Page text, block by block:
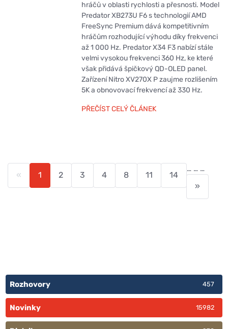
hráčů v oblasti rychlosti a přesnosti. Model
Predator XB273U F6 s technologií AMD
FreeSync Premium dává kompetitivním
hráčům rozhodující výhodu díky frekvenci
až 1 000 Hz. Predator X34 F3 nabízí stále
velmi vysokou frekvenci 360 Hz, ke které
však přidává špičkový QD-OLED panel.
Zařízení Nitro XV270X P zaujme rozlišením
5K a obnovovací frekvencí až 330 Hz.
PŘEČÍST CELÝ ČLÁNEK
« 1 2 3 4
…
8
…
11
…
14
»
Rozhovory 457
Novinky 15982